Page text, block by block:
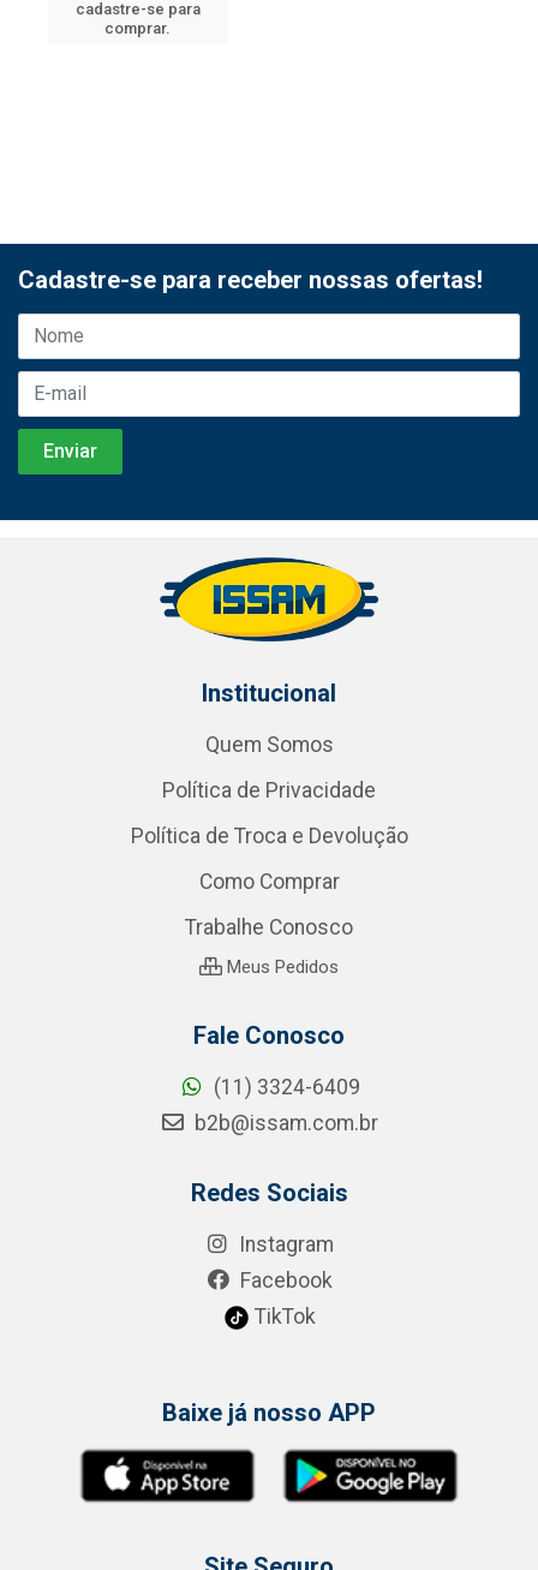
cadastre-se para
comprar.
Cadastre-se para receber nossas ofertas!
Institucional
Quem Somos
Política de Privacidade
Política de Troca e Devolução
Como Comprar
Trabalhe Conosco
Meus Pedidos
Fale Conosco
(11) 3324-6409
b2b@issam.com.br
Redes Sociais
Instagram
Facebook
TikTok
Baixe já nosso APP